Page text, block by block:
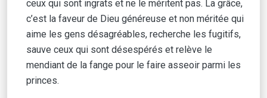
ceux qui sont ingrats et ne le méritent pas. La grâce,
c’est la faveur de Dieu généreuse et non méritée qui
aime les gens désagréables, recherche les fugitifs,
sauve ceux qui sont désespérés et relève le
mendiant de la fange pour le faire asseoir parmi les
princes.